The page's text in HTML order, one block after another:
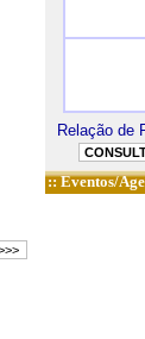
Relação de
::Eventos/